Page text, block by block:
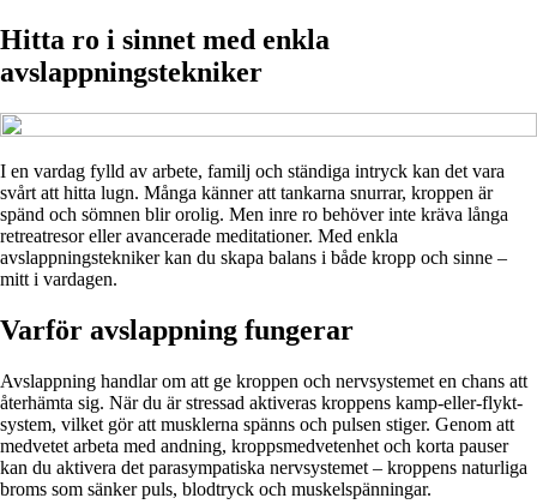
Hitta ro i sinnet med enkla
avslappningstekniker
I en vardag fylld av arbete, familj och ständiga intryck kan det vara
svårt att hitta lugn. Många känner att tankarna snurrar, kroppen är
spänd och sömnen blir orolig. Men inre ro behöver inte kräva långa
retreatresor eller avancerade meditationer. Med enkla
avslappningstekniker kan du skapa balans i både kropp och sinne –
mitt i vardagen.
Varför avslappning fungerar
Avslappning handlar om att ge kroppen och nervsystemet en chans att
återhämta sig. När du är stressad aktiveras kroppens kamp-eller-flykt-
system, vilket gör att musklerna spänns och pulsen stiger. Genom att
medvetet arbeta med andning, kroppsmedvetenhet och korta pauser
kan du aktivera det parasympatiska nervsystemet – kroppens naturliga
broms som sänker puls, blodtryck och muskelspänningar.